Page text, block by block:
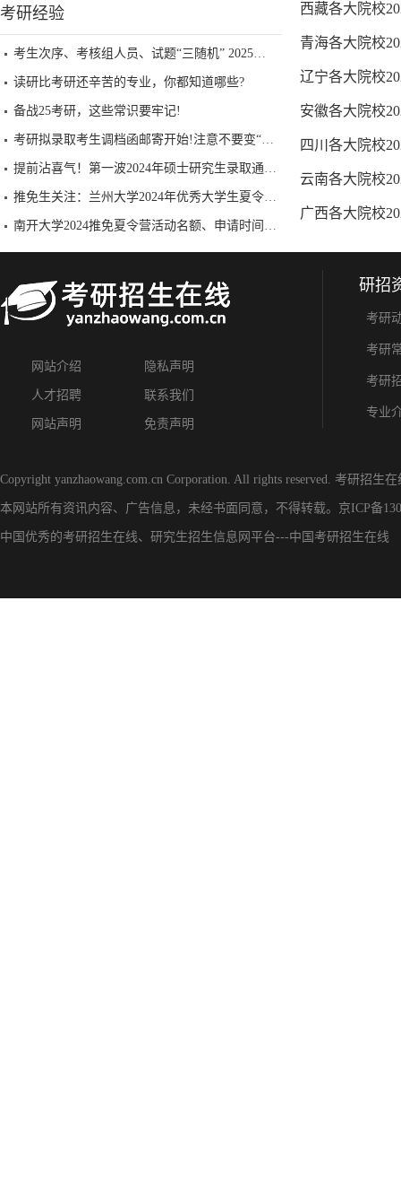
考研经验
考生次序、考核组人员、试题“三随机” 2025考研复试还有哪些新特点？
读研比考研还辛苦的专业，你都知道哪些?
备战25考研，这些常识要牢记!
考研拟录取考生调档函邮寄开始!注意不要变“死档”!!
提前沾喜气！第一波2024年硕士研究生录取通知书已到手！
推免生关注：兰州大学2024年优秀大学生夏令营招生公告重磅发布！
南开大学2024推免夏令营活动名额、申请时间一览表已公布
西藏各大院校
青海各大院校
辽宁各大院校
安徽各大院校
四川各大院校
云南各大院校
广西各大院校
网站介绍 隐私声明
人才招聘 联系我们
网站声明 免责声明
研招
考研
考研
考研
专业
Copyright yanzhaowang.com.cn Corporation. All rights reserved. 考研招生在
本网站所有资讯内容、广告信息，未经书面同意，不得转载。 京ICP备
中国优秀的考研招生在线、 研究生招生信息网 平台---中国考研招生在线